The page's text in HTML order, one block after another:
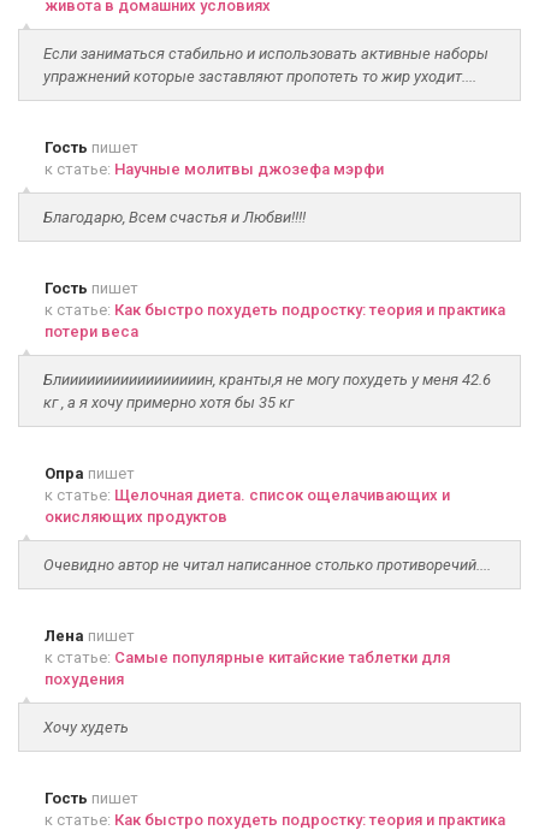
живота в домашних условиях
Если заниматься стабильно и использовать активные наборы
упражнений которые заставляют пропотеть то жир уходит....
Гость пишет
к статье: Научные молитвы джозефа мэрфи
Благодарю, Всем счастья и Любви!!!!
Гость пишет
к статье: Как быстро похудеть подростку: теория и практика
потери веса
Блииииииииииииииииин, кранты,я не могу похудеть у меня 42.6
кг , а я хочу примерно хотя бы 35 кг
Опра пишет
к статье: Щелочная диета. список ощелачивающих и
окисляющих продуктов
Очевидно автор не читал написанное столько противоречий....
Лена пишет
к статье: Самые популярные китайские таблетки для
похудения
Хочу худеть
Гость пишет
к статье: Как быстро похудеть подростку: теория и практика